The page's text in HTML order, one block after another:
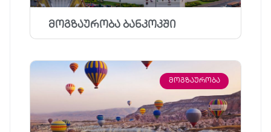
მოგზაურობა ბანკოკში
ᲛᲝᲒᲖᲐᲣᲠᲝᲑᲐ